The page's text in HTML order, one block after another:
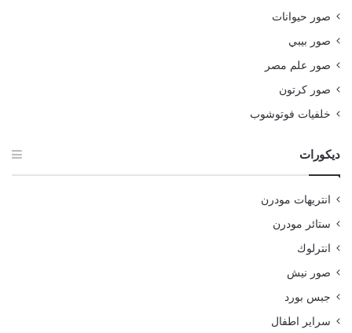
صور حيوانات
صور بيبي
صور علم مصر
صور كرتون
خلفيات فوتوشوب
ديكورات
انتريهات مودرن
ستائر مودرن
انترلوك
صور نيش
جبس بورد
سراير اطفال